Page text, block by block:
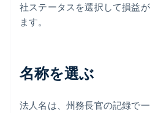
社ステータスを選択して損益
ます。
名称を選ぶ
法人名は、州務長官の記録で一